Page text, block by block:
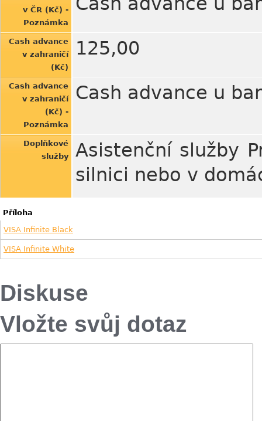
v ČR (Kč) -
Poznámka
Cash advance
v zahraničí
(Kč)
125,00
Cash advance
v zahraničí
(Kč) -
Poznámka
Cash advance u
Doplňkové
služby
Asistenční služby
silnici nebo v
Příloha
VISA Infinite Black
VISA Infinite White
Diskuse
Vložte svůj dotaz